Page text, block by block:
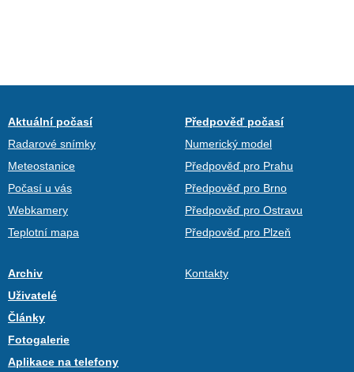
Aktuální počasí
Radarové snímky
Meteostanice
Počasí u vás
Webkamery
Teplotní mapa
Předpověď počasí
Numerický model
Předpověď pro Prahu
Předpověď pro Brno
Předpověď pro Ostravu
Předpověď pro Plzeň
Archiv
Uživatelé
Články
Fotogalerie
Aplikace na telefony
Kontakty